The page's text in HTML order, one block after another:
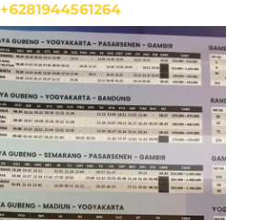
+6281944561264